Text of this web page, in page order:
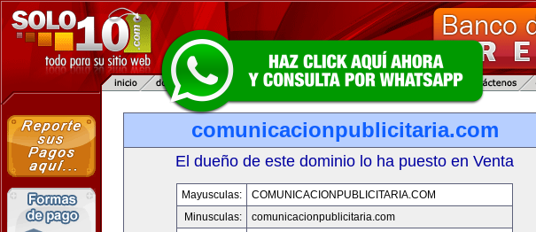
comunicacionpublicitaria.com
El dueño de este dominio lo ha puesto en Venta
Mayusculas:
COMUNICACIONPUBLICITARIA.COM
Minusculas:
comunicacionpublicitaria.com